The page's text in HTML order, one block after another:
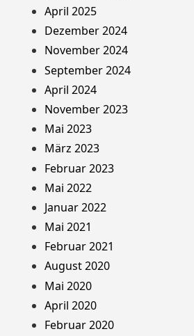
April 2025
Dezember 2024
November 2024
September 2024
April 2024
November 2023
Mai 2023
März 2023
Februar 2023
Mai 2022
Januar 2022
Mai 2021
Februar 2021
August 2020
Mai 2020
April 2020
Februar 2020